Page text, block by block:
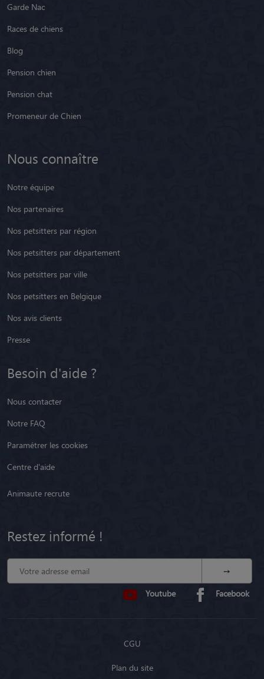
Garde Nac
Races de chiens
Blog
Pension chien
Pension chat
Promeneur de Chien
Nous connaître
Notre équipe
Nos partenaires
Nos petsitters par région
Nos petsitters par département
Nos petsitters par ville
Nos petsitters en Belgique
Nos avis clients
Presse
Besoin d'aide ?
Nous contacter
Notre FAQ
Paramétrer les cookies
Centre d'aide
Animaute recrute
Restez informé !
Youtube Facebook
CGU
Plan du site